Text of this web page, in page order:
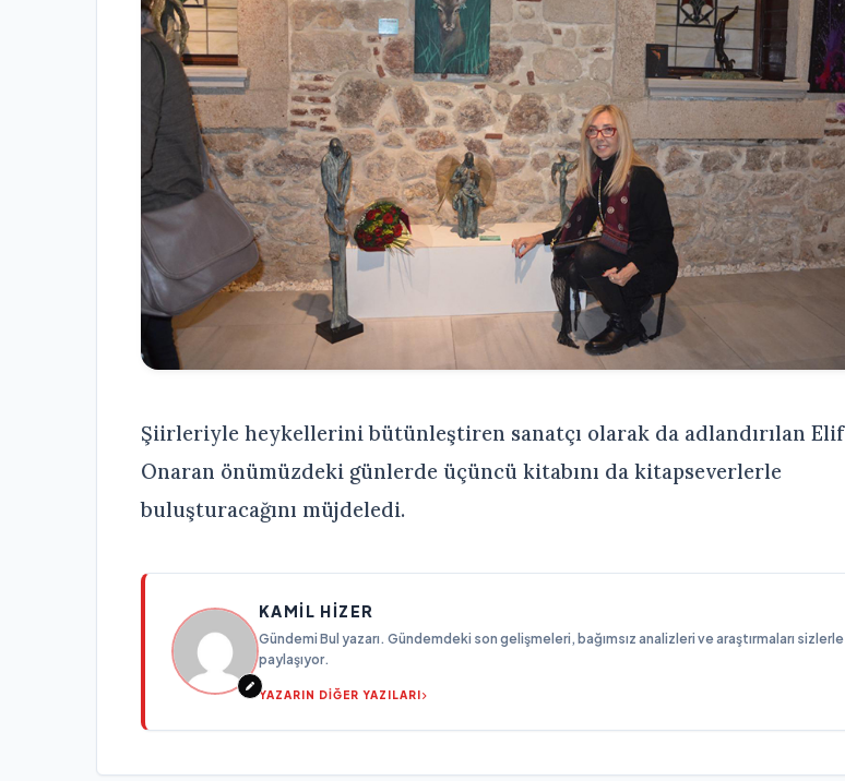
Şiirleriyle heykellerini bütünleştiren sanatçı olarak da adlandırılan Elif
Onaran önümüzdeki günlerde üçüncü kitabını da kitapseverlerle
buluşturacağını müjdeledi.
KAMIL HIZER
Gündemi Bul yazarı. Gündemdeki son gelişmeleri, bağımsız analizleri ve araştırmaları sizlerle
paylaşıyor.
YAZARIN DİĞER YAZILARI